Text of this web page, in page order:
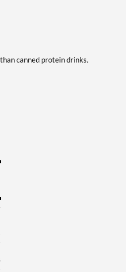
価格: AU$70.57
カウント％ 33%
canned protein drinks.